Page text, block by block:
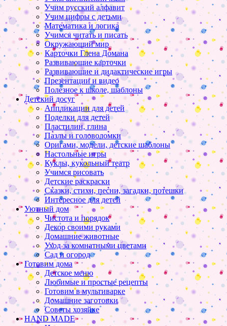
Учим русский алфавит
Учим цифры с детьми
Математика и логика
Учимся читать и писать
Окружающий мир
Карточки Глена Домана
Развивающие карточки
Развивающие и дидактические игры
Презентации и видео
Полезное к школе, шаблоны
Детский досуг
Аппликации для детей
Поделки для детей
Пластилин, глина
Пазлы и головоломки
Оригами, модели, детские шаблоны
Настольные игры
Куклы, кукольный театр
Учимся рисовать
Детские раскраски
Сказки, стихи, песни, загадки, потешки
Интересное для детей
Уютный дом
Чистота и порядок
Декор своими руками
Домашние животные
Уход за комнатными цветами
Сад и огород
Готовим дома
Детское меню
Любимые и простые рецепты
Готовим в мультиварке
Домашние заготовки
Советы хозяйке
HAND MADE